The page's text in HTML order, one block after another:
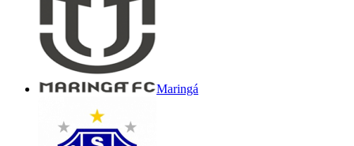
Maringá